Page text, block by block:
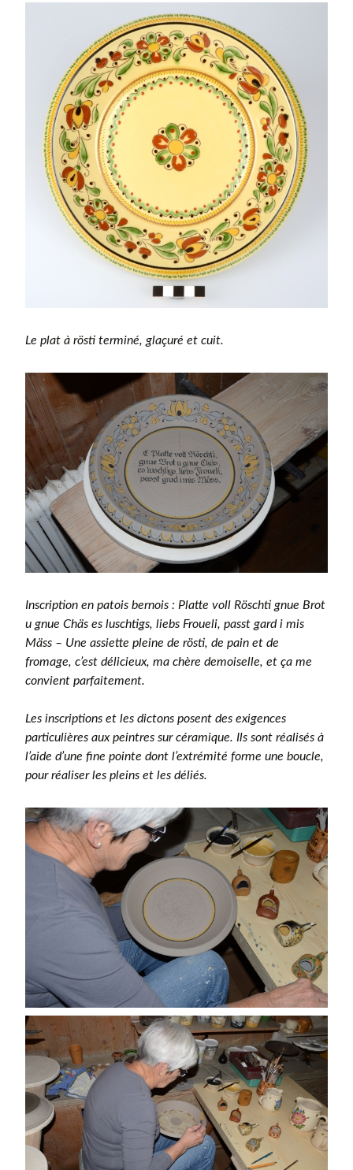
Le plat à rösti terminé, glaçuré et cuit.
Inscription en patois bernois : Platte voll Röschti gnue Brot
u gnue Chäs es luschtigs, liebs Froueli, passt gard i mis
Mäss – Une assiette pleine de rösti, de pain et de
fromage, c’est délicieux, ma chère demoiselle, et ça me
convient parfaitement.
Les inscriptions et les dictons posent des exigences
particulières aux peintres sur céramique. Ils sont réalisés à
l’aide d’une fine pointe dont l’extrémité forme une boucle,
pour réaliser les pleins et les déliés.